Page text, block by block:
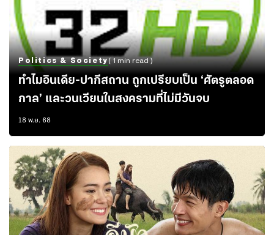
Politics & Society( 1 min read )
ทำไมอินเดีย-ปากีสถาน ถูกเปรียบเป็น ‘ศัตรูตลอด
กาล’ และวนเวียนในสงครามที่ไม่มีวันจบ
18 พ.ย. 68